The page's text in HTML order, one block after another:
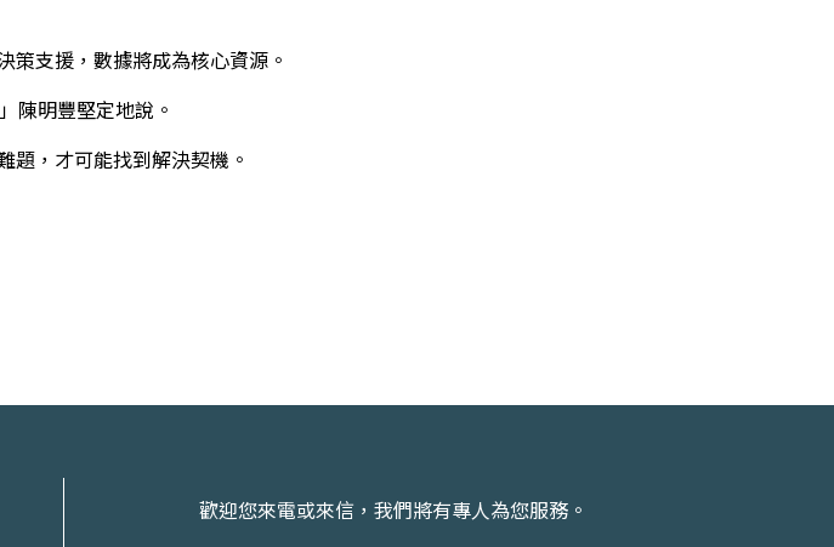
策支援，數據將成為核心資源。
陳明豐堅定地說。
題，才可能找到解決契機。
歡迎您來電或來信，我們將有專人為您服務。